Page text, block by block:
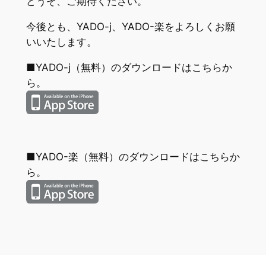
今後とも、YADO-j、YADO-楽をよろしくお願
いいたします。
■YADO-j（無料）のダウンロードはこちらか
ら。
■YADO-楽（無料）のダウンロードはこちらか
ら。